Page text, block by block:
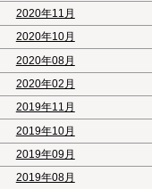
2020年11月
2020年10月
2020年08月
2020年02月
2019年11月
2019年10月
2019年09月
2019年08月